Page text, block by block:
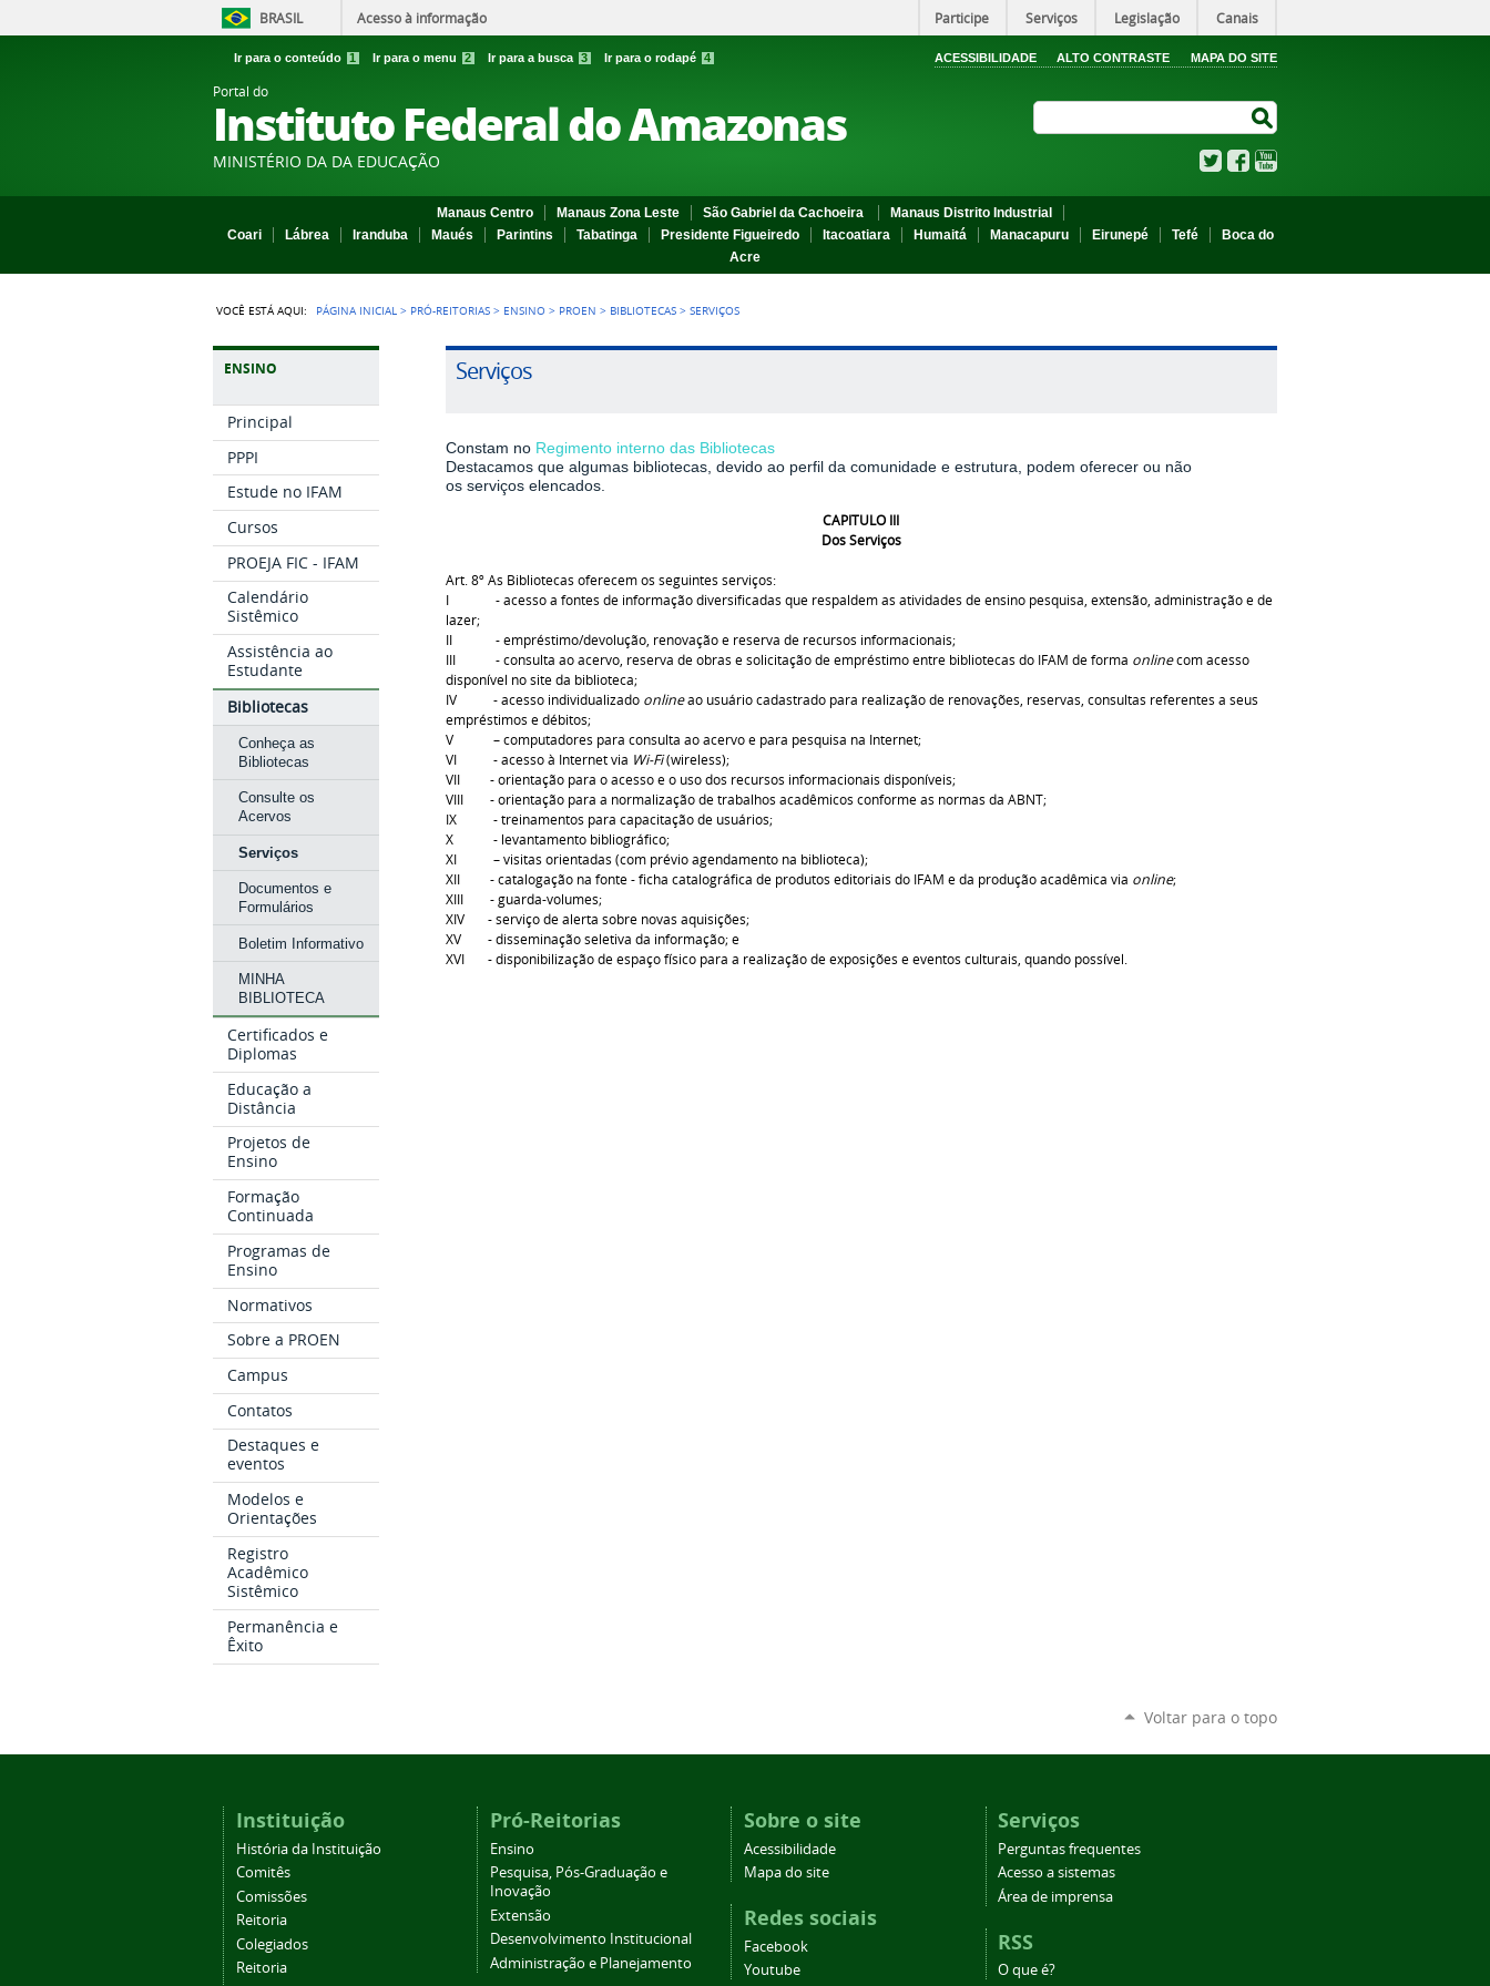
BRASIL Acesso à informação Participe Serviços Legislação Canais
Ir para o conteúdo 1 Ir para o menu 2 Ir para a busca 3 Ir para o rodapé 4 ACESSIBILIDADE ALTO CONTRASTE MAPA DO SITE
Portal do
Instituto Federal do Amazonas
MINISTÉRIO DA DA EDUCAÇÃO TwitterFacebook
Manaus Centro Manaus Zona Leste São Gabriel da Cachoeira
Manaus Distrito Industrial
Coari
Lábrea Iranduba Maués Parintins Tabatinga Presidente Figueiredo Itacoatiara Humaitá Manacapuru Eirunepé Tefé
Boca do
Acre
VOCÊ ESTÁ AQUI: PÁGINA INICIAL > PRÓ-REITORIAS > ENSINO > PROEN > BIBLIOTECAS >SERVIÇOS
ENSINO
Principal
PPPI
Estude no IFAM
Cursos
PROEJA FIC - IFAM
Calendário
Sistêmico
Assistência ao
Estudante
Bibliotecas
Conheça as
Bibliotecas
Consulte os
Acervos
Serviços
Documentos e
Formulários
Boletim Informativo
MINHA
BIBLIOTECA
Certificados e
Diplomas
Educação a
Distância
Projetos de
Ensino
Formação
Continuada
Programas de
Ensino
Normativos
Sobre a PROEN
Campus
Contatos
Destaques e
eventos
Modelos e
Orientações
Registro
Acadêmico
Sistêmico
Permanência e
Êxito
Serviços
Constam no Regimento interno das Bibliotecas
Destacamos que algumas bibliotecas, devido ao perfil da comunidade e estrutura, podem oferecer ou não
os serviços elencados.
CAPITULO III
Dos Serviços
Art. 8º As Bibliotecas oferecem os seguintes serviços:
I - acesso a fontes de informação diversificadas que respaldem as atividades de ensino pesquisa, extensão, administração e de
lazer;
II - empréstimo/devolução, renovação e reserva de recursos informacionais;
III - consulta ao acervo, reserva de obras e solicitação de empréstimo entre bibliotecas do IFAM de forma onlinecom acesso
disponível no site da biblioteca;
IV - acesso individualizado onlineao usuário cadastrado para realização de renovações, reservas, consultas referentes a seus
empréstimos e débitos;
V – computadores para consulta ao acervo e para pesquisa na Internet;
VI - acesso à Internet via Wi-Fi(wireless);
VII - orientação para o acesso e o uso dos recursos informacionais disponíveis;
VIII - orientação para a normalização de trabalhos acadêmicos conforme as normas da ABNT;
IX - treinamentos para capacitação de usuários;
X - levantamento bibliográfico;
XI – visitas orientadas (com prévio agendamento na biblioteca);
XII - catalogação na fonte - ficha catalográfica de produtos editoriais do IFAM e da produção acadêmica via online;
XIII - guarda-volumes;
XIV - serviço de alerta sobre novas aquisições;
XV - disseminação seletiva da informação; e
XVI - disponibilização de espaço físico para a realização de exposições e eventos culturais, quando possível.
Voltar para o topo
Instituição
História da Instituição
Comitês
Comissões
Reitoria
Colegiados
Reitoria
Pró-Reitorias
Ensino
Pesquisa, Pós-Graduação e
Inovação
Extensão
Desenvolvimento Institucional
Administração e Planejamento
Sobre o site
Acessibilidade
Mapa do site
Redes sociais
Facebook
Youtube
Serviços
Perguntas frequentes
Acesso a sistemas
Área de imprensa
RSS
O que é?